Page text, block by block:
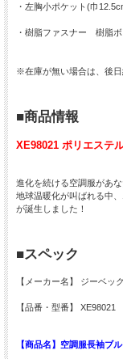
・左胸小ポケット(巾
・樹脂ファスナー 樹脂ボ
※在庫が無い場合は、後
■商品情報
XE98021 ポリエステ
進化を続ける空調服があな
地球温暖化が叫ばれる中
が誕生しました！
■スペック
【メーカー名】 ジーベック
【品番・型番】 XE98021
【商品名】空調服長袖ブ